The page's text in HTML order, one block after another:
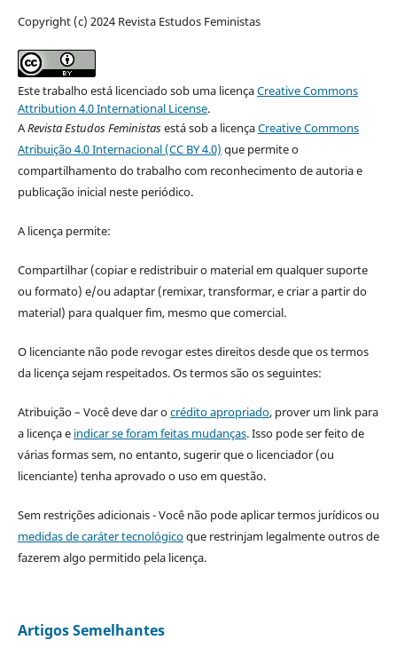
Copyright (c) 2024 Revista Estudos Feministas
Este trabalho está licenciado sob uma licençaCreative Commons
Attribution 4.0 International License.
ARevista Estudos Feministasestá sob a licençaCreative Commons
Atribuição 4.0 Internacional (CC BY 4.0) que permite o
compartilhamento do trabalho com reconhecimento de autoria e
publicação inicial neste periódico.
A licença permite:
Compartilhar (copiar e redistribuir o material em qualquer suporte
ou formato) e/ou adaptar (remixar, transformar, e criar a partir do
material) para qualquer fim, mesmo que comercial.
O licenciante não pode revogar estes direitos desde que os termos
da licença sejam respeitados. Os termos são os seguintes:
Atribuição – Você deve dar ocrédito apropriado, prover um link para
a licença e indicar se foram feitas mudanças. Isso pode ser feito de
várias formas sem, no entanto, sugerir que o licenciador (ou
licenciante) tenha aprovado o uso em questão.
Sem restrições adicionais - Você não pode aplicar termos jurídicos ou
medidas de caráter tecnológicoque restrinjam legalmente outros de
fazerem algo permitido pela licença.
Artigos Semelhantes